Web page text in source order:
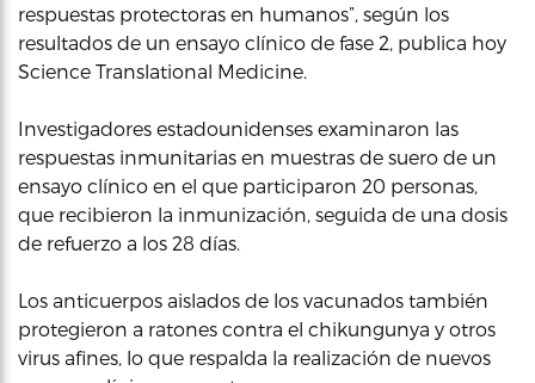
respuestas protectoras en humanos”, según los
resultados de un ensayo clínico de fase 2, publica hoy
Science Translational Medicine.
Investigadores estadounidenses examinaron las
respuestas inmunitarias en muestras de suero de un
ensayo clínico en el que participaron 20 personas,
que recibieron la inmunización, seguida de una dosis
de refuerzo a los 28 días.
Los anticuerpos aislados de los vacunados también
protegieron a ratones contra el chikungunya y otros
virus afines, lo que respalda la realización de nuevos